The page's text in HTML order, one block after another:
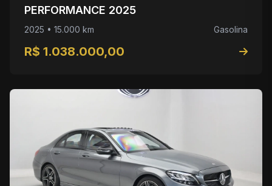
PERFORMANCE 2025
2025 • 15.000 km Gasolina
R$ 1.038.000,00